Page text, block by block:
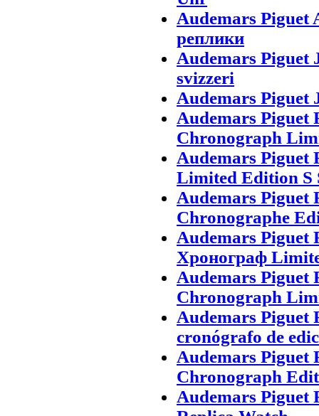
Audemars Piguet
реплики
Audemars Piguet
svizzeri
Audemars Piguet
Audemars Piguet
Chronograph
Audemars Piguet
Limited Edition S
Audemars Piguet
Chronographe
Audemars
Хронограф
Audemars Piguet
Chronograph
Audemars Piguet
cronógrafo de
Audemars Piguet
Chronograph
Audemars Piguet